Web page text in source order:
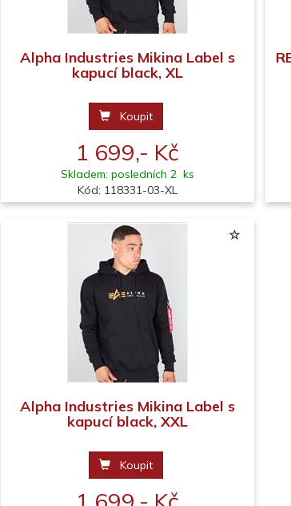
Alpha Industries Mikina Label s
kapucí black, XL
Koupit
1 699,- Kč
Skladem: posledních 2 ks
Kód: 118331-03-XL
Alpha Industries Mikina Label s
kapucí black, XXL
Koupit